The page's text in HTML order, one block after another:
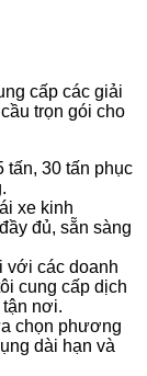
cấp các giải
trọn gói cho
tấn, 30 tấn phục
xe kinh
đủ, sẵn sàng
với các doanh
cung cấp dịch
nơi.
chọn phương
dài hạn và